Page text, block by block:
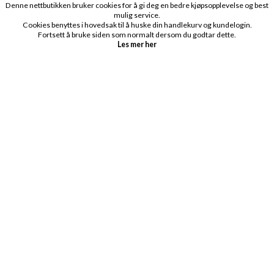
Denne nettbutikken bruker cookies for å gi deg en bedre kjøpsopplevelse og best
mulig service.
Cookies benyttes i hovedsak til å huske din handlekurv og kundelogin.
Fortsett å bruke siden som normalt dersom du godtar dette.
Les mer her